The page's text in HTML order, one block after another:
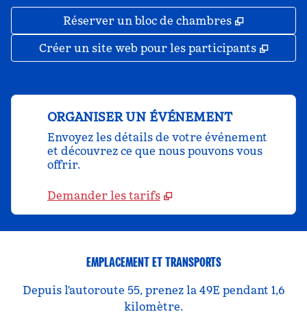
Réserver un bloc de chambres ,
Créer un site web pour les participants ,
ORGANISER UN ÉVÉNEMENT
Envoyez les détails de votre événement
et découvrez ce que nous pouvons vous
offrir.
Demander les tarifs
EMPLACEMENT ET TRANSPORTS
Depuis l'autoroute 55, prenez la 49E pendant 1,6
kilomètre.